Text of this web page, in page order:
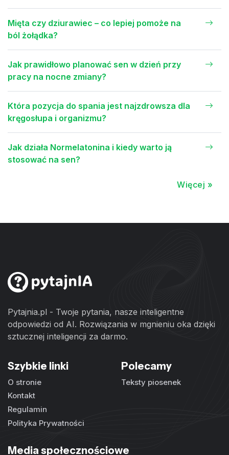
Mięta czy dziurawiec – co lepiej pomoże na
ból żołądka?
Jak prawidłowo planować sen w dzień przy
pracy na nocne zmiany?
Która pozycja do spania jest najzdrowsza dla
kręgosłupa i organizmu?
Jak działa Normelatonina i kiedy warto ją
stosować na sen?
Więcej »
Pytajnia.pl - Twoje pytania, nasze inteligentne
odpowiedzi od AI. Rozwiązania w mgnieniu oka dzięki
sztucznej inteligencji za darmo.
Szybkie linki
O stronie
Kontakt
Regulamin
Polityka Prywatności
Polecamy
Teksty piosenek
Media społecznościowe